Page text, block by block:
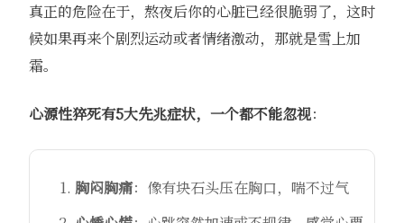
真正的危险在于，熬夜后你的心脏已经很脆弱了，这时
候如果再来个剧烈运动或者情绪激动，那就是雪上加
霜。
心源性猝死有5大先兆症状，一个都不能忽视：
胸闷胸痛：像有块石头压在胸口，喘不过气